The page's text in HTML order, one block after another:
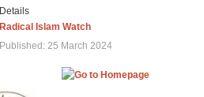
Details
Radical Islam Watch
Published: 25 March 2024